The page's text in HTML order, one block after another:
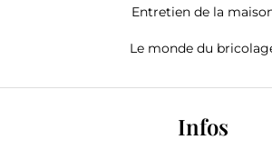
Entretien de la
Le monde du
Infos